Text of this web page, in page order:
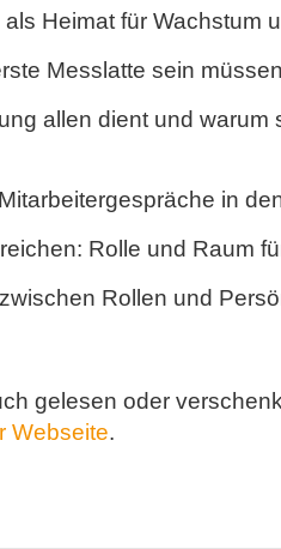
Heimat für Wachstum
Messlatte sein müssen
allen dient und warum
in
Rolle und Raum
Rollen und
gelesen oder
Webseite.